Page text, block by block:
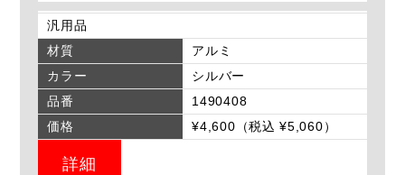
汎用品
材質
アルミ
カラー
シルバー
品番
1490408
価格
¥4,600（税込 ¥5,060）
詳細